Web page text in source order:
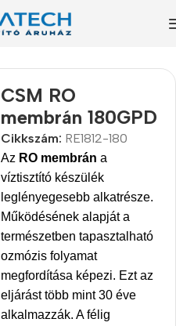
CSM RO
membrán 180GPD
Cikkszám: RE1812-180
Az RO membrán a
víztisztító készülék
leglényegesebb alkatrésze.
Működésének alapját a
természetben tapasztalható
ozmózis folyamat
megfordítása képezi. Ezt az
eljárást több mint 30 éve
alkalmazzák. A félig